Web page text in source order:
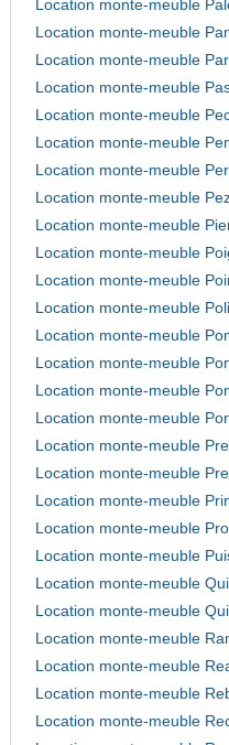
Location monte-meuble
Location monte-meuble
Location monte-meuble
Location monte-meuble
Location monte-meuble
Location monte-meuble
Location monte-meuble
Location monte-meuble
Location monte-meuble
Location monte-meuble
Location monte-meuble
Location monte-meuble
Location monte-meuble
Location monte-meuble
Location monte-meuble
Location monte-meuble
Location monte-meuble
Location monte-meuble
Location monte-meuble
Location monte-meuble
Location monte-meuble
Location monte-meuble
Location monte-meuble
Location monte-meuble
Location monte-meuble
Location monte-meuble
Location monte-meuble